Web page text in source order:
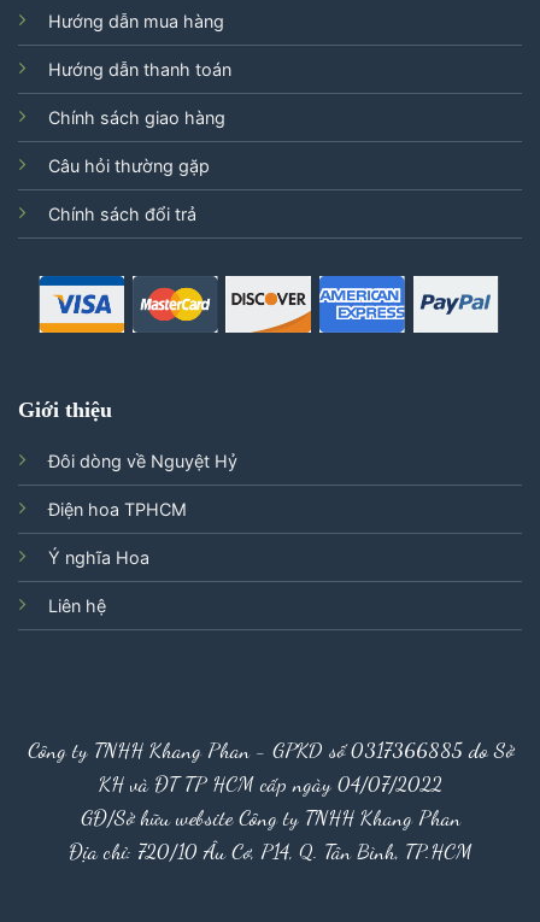
Hướng dẫn mua hàng
Hướng dẫn thanh toán
Chính sách giao hàng
Câu hỏi thường gặp
Chính sách đổi trả
Giới thiệu
Đôi dòng về Nguyệt Hỷ
Điện hoa TPHCM
Ý nghĩa Hoa
Liên hệ
Công ty TNHH Khang Phan - GPKD số 0317366885 do Sở
KH và ĐT TP HCM cấp ngày 04/07/2022
GĐ/Sở hữu website Công ty TNHH Khang Phan
Địa chỉ: 720/10 Âu Cơ, P14, Q. Tân Bình, TP.HCM